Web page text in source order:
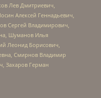
Лев Дмитриевич,
Алексей Геннадьевич,
Сергей Владимирович,
Шуманов Илья
Леонид Борисович,
Смирнов Владимир
Захаров Герман